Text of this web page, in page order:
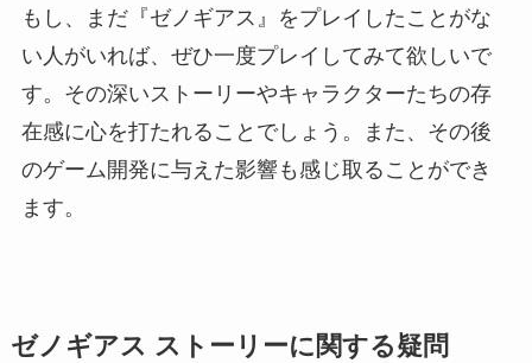
もし、まだ『ゼノギアス』をプレイしたことがな
い人がいれば、ぜひ一度プレイしてみて欲しいで
す。その深いストーリーやキャラクターたちの存
在感に心を打たれることでしょう。また、その後
のゲーム開発に与えた影響も感じ取ることができ
ます。
ゼノギアス ストーリーに関する疑問